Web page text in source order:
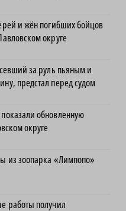
и жён погибших бойцов
округе
за руль пьяным и
предстал перед судом
обновленную
округе
из зоопарка «Лимпопо»
работы получил